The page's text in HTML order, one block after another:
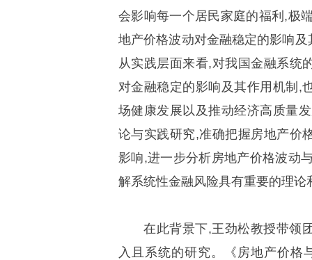
会影响每一个居民家庭的福利,极
地产价格波动对金融稳定的影响
从实践层面来看,对我国金融系统
对金融稳定的影响及其作用机制,
场健康发展以及推动经济高质量
论与实践研究,准确把握房地产价
影响,进一步分析房地产价格波动
解系统性金融风险具有重要的理论
在此背景下,王劲松教授带领
入且系统的研究。《房地产价格